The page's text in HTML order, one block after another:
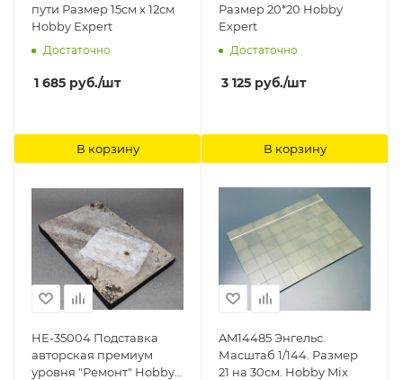
пути Размер 15см х 12см
Hobby Expert
Достаточно
1 685 руб./шт
В корзину
Размер 20*20 Hobby
Expert
Достаточно
3 125 руб./шт
В корзину
HE-35004 Подставка
авторская премиум
уровня "Ремонт" Hobby
AM14485 Энгельс.
Масштаб 1/144. Размер
21 на 30см. Hobby Mix